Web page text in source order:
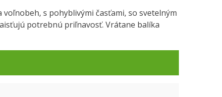
s pohyblivými časťami, so svetelným
potrebnú priľnavosť. Vrátane balíka